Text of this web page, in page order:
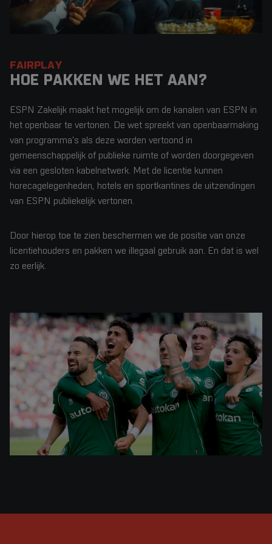
FAIRPLAY
HOE PAKKEN WE HET AAN?
ESPN Zakelijk maakt het mogelijk om de kanalen van ESPN in
het openbaar te vertonen. De wet spreekt van openbaarmaking
van programma's als deze worden vertoond in
gemeenschappelijk of publieke ruimte of worden doorgegeven
via een gesloten kabelnetwerk. Met de licentie kunnen
horecagelegenheden, hotels en sportkantines de uitzendingen
van ESPN publiekelijk vertonen.
Door hierop toe te zien beschermen we de positie van onze
licentiehouders en pakken we illegaal gebruik aan. En dat is wel
zo eerlijk.